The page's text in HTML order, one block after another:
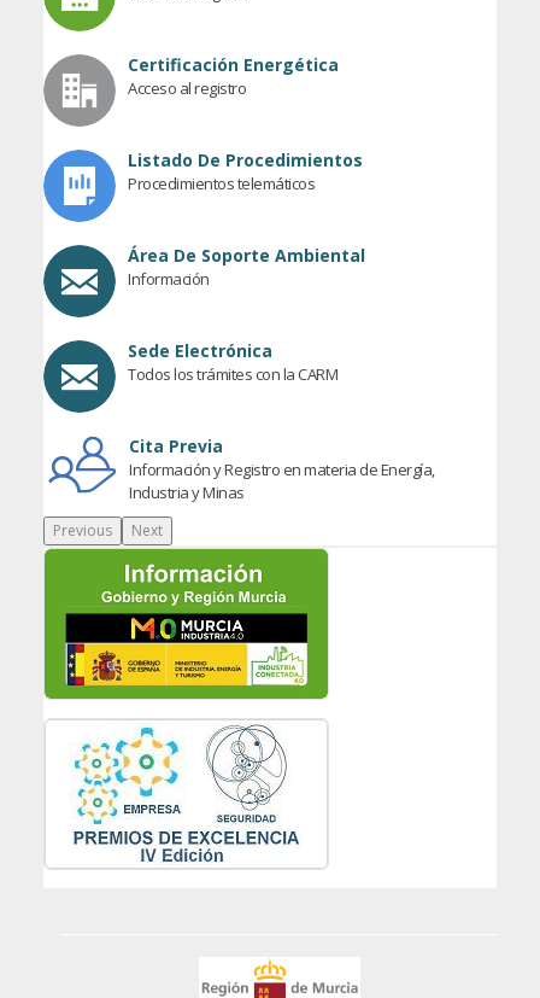
Certificación Energética
Acceso al registro
Listado De Procedimientos
Procedimientos telemáticos
Área De Soporte Ambiental
Información
Sede Electrónica
Todos los trámites con la CARM
Cita Previa
Información y Registro en materia de Energía,
Industria y Minas
Previous Next